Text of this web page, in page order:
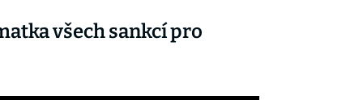
všech sankcí pro